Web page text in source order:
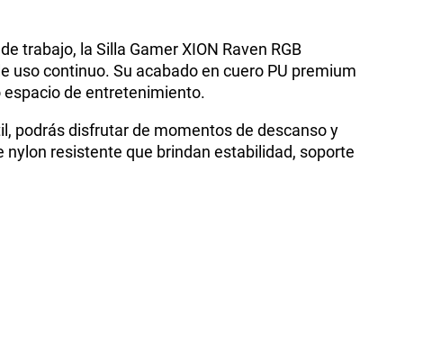
trabajo, la Silla Gamer XION Raven RGB
continuo. Su acabado en cuero PU premium
de entretenimiento.
podrás disfrutar de momentos de descanso y
resistente que brindan estabilidad, soporte